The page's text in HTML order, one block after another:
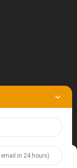
zəhmət olmasa
göndərin və ya